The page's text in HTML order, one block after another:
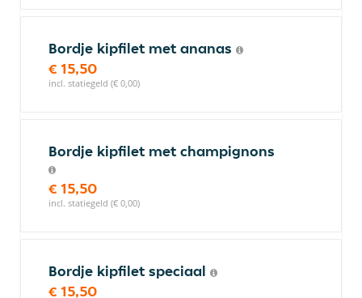
Bordje kipfilet met ananas
€ 15,50
incl. statiegeld (€ 0,00)
Bordje kipfilet met champignons
€ 15,50
incl. statiegeld (€ 0,00)
Bordje kipfilet speciaal
€ 15,50